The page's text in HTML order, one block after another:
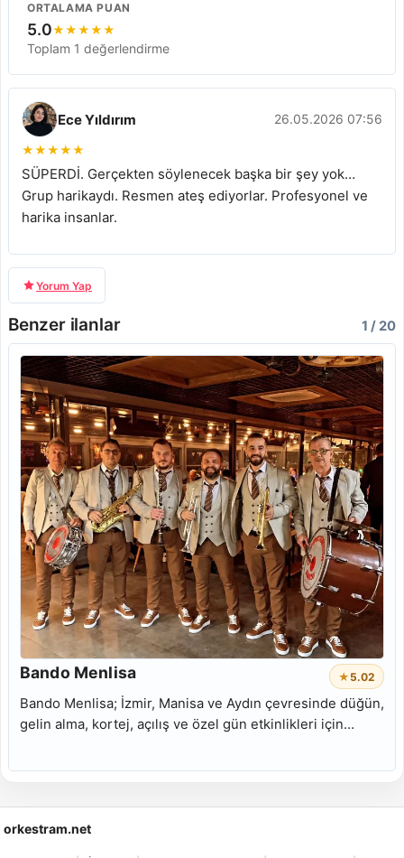
ORTALAMA PUAN
5.0★★★★★
Toplam 1 değerlendirme
Ece Yıldırım 26.05.2026 07:56
★★★★★
SÜPERDİ. Gerçekten söylenecek başka bir şey yok…
Grup harikaydı. Resmen ateş ediyorlar. Profesyonel ve
harika insanlar.
Yorum Yap
Benzer ilanlar 1 / 20
Bando Menlisa ★ 5.02
Bando Menlisa; İzmir, Manisa ve Aydın çevresinde düğün,
gelin alma, kortej, açılış ve özel gün etkinlikleri için
orkestram.net